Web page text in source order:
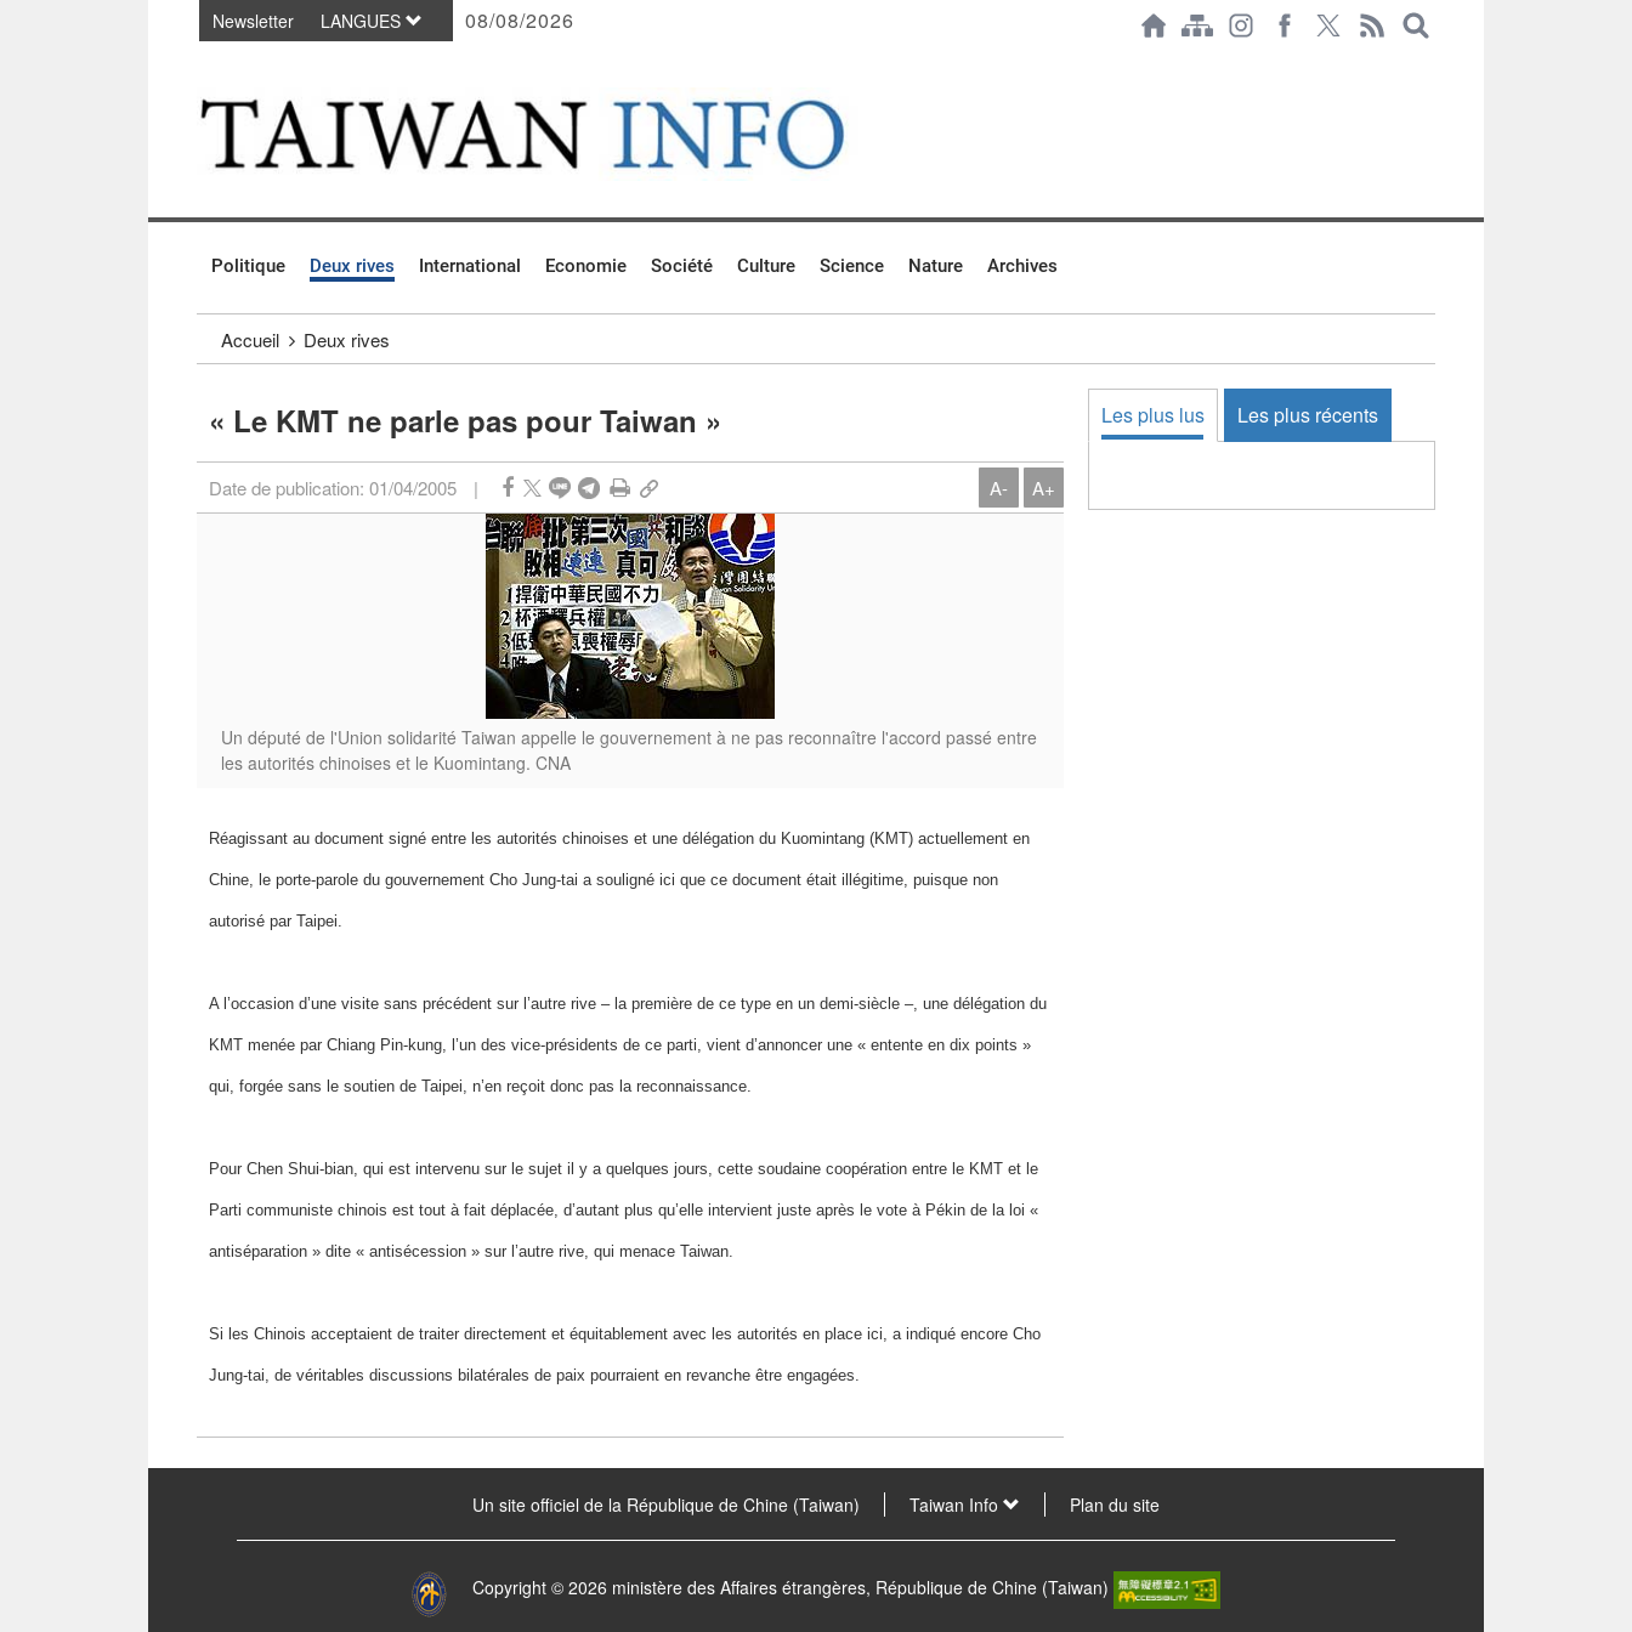
Passer au contenu principal
Newsletter LANGUES 08/08/2026
Politique Deux rives International Economie Société Culture Science Nature Archives
Accueil Deux rives
« Le KMT ne parle pas pour Taiwan »
Date de publication: 01/04/2005 | A- A+
Un député de l'Union solidarité Taiwan appelle le gouvernement à ne pas reconnaître l'accord passé entre
les autorités chinoises et le Kuomintang. CNA
Réagissant au document signé entre les autorités chinoises et une délégation du Kuomintang (KMT) actuellement en
Chine, le porte-parole du gouvernement Cho Jung-tai a souligné ici que ce document était illégitime, puisque non
autorisé par Taipei.
A l’occasion d’une visite sans précédent sur l’autre rive – la première de ce type en un demi-siècle –, une délégation du
KMT menée par Chiang Pin-kung, l’un des vice-présidents de ce parti, vient d’annoncer une « entente en dix points »
qui, forgée sans le soutien de Taipei, n’en reçoit donc pas la reconnaissance.
Pour Chen Shui-bian, qui est intervenu sur le sujet il y a quelques jours, cette soudaine coopération entre le KMT et le
Parti communiste chinois est tout à fait déplacée, d’autant plus qu’elle intervient juste après le vote à Pékin de la loi «
antiséparation » dite « antisécession » sur l’autre rive, qui menace Taiwan.
Si les Chinois acceptaient de traiter directement et équitablement avec les autorités en place ici, a indiqué encore Cho
Jung-tai, de véritables discussions bilatérales de paix pourraient en revanche être engagées.
Les plus lus Les plus récents
Un site officiel de la République de Chine (Taiwan) Taiwan Info Plan du site
Copyright © 2026 ministère des Affaires étrangères, République de Chine (Taiwan)